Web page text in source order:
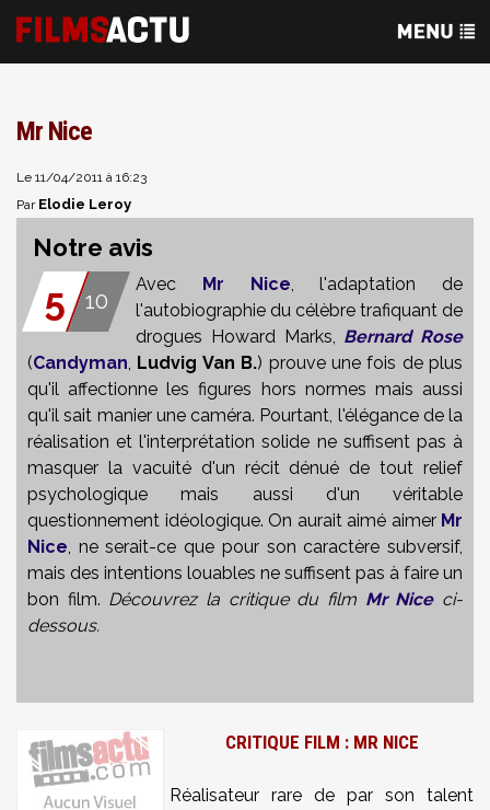
Mr Nice
Le 11/04/2011 à 16:23
Par Elodie Leroy
Notre avis
5 10
Avec Mr Nice, l'adaptation de
l'autobiographie du célèbre trafiquant de
drogues Howard Marks, Bernard Rose
(Candyman, Ludvig Van B.) prouve une fois de plus
qu'il affectionne les figures hors normes mais aussi
qu'il sait manier une caméra. Pourtant, l'élégance de la
réalisation et l'interprétation solide ne suffisent pas à
masquer la vacuité d'un récit dénué de tout relief
psychologique mais aussi d'un véritable
questionnement idéologique. On aurait aimé aimer Mr
Nice, ne serait-ce que pour son caractère subversif,
mais des intentions louables ne suffisent pas à faire un
bon film. Découvrez la critique du film Mr Niceci-
dessous.
CRITIQUE FILM : MR NICE
Réalisateur rare de par son talent